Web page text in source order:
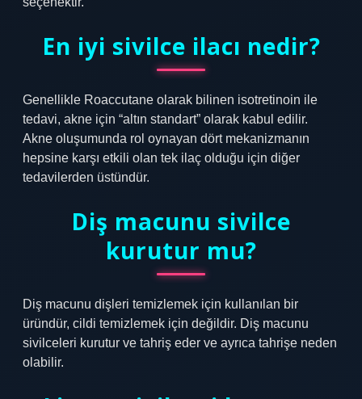
En iyi sivilce ilacı nedir?
Genellikle Roaccutane olarak bilinen isotretinoin ile
tedavi, akne için “altın standart” olarak kabul edilir.
Akne oluşumunda rol oynayan dört mekanizmanın
hepsine karşı etkili olan tek ilaç olduğu için diğer
tedavilerden üstündür.
Diş macunu sivilce
kurutur mu?
Diş macunu dişleri temizlemek için kullanılan bir
üründür, cildi temizlemek için değildir. Diş macunu
sivilceleri kurutur ve tahriş eder ve ayrıca tahrişe neden
olabilir.